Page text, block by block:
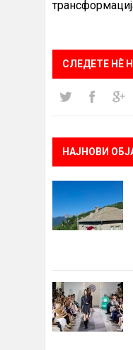
СЛЕДЕТЕ НÈ
НАЈНОВИ